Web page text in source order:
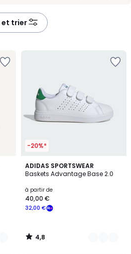
et trier
-20%*
ADIDAS SPORTSWEAR
Baskets Advantage Base 2.0
à partir de
32,00 €
40,00 €
4,8
/ 5
7
Couleurs
4,8
/